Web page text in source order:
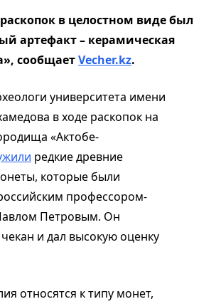
в целостном виде был
артефакт – керамическая
сообщаетVecher.kz.
университета имени
в ходе раскопок на
«Актобе-
редкие древние
которые были
профессором-
Петровым. Он
и дал высокую оценку
относятся к типу монет,